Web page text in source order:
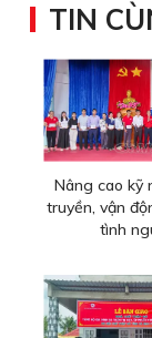
TIN
Nâng cao kỹ
truyền, vận
tình